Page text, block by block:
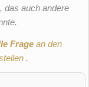
das auch andere
Frage an den
.